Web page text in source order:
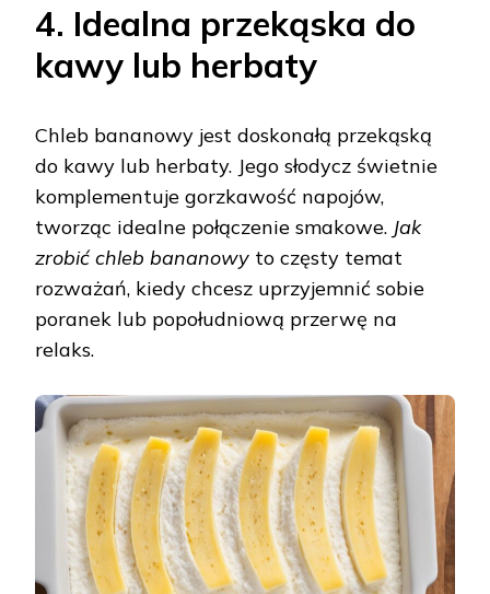
4. Idealna przekąska do
kawy lub herbaty
Chleb bananowy jest doskonałą przekąską
do kawy lub herbaty. Jego słodycz świetnie
komplementuje gorzkawość napojów,
tworząc idealne połączenie smakowe. Jak
zrobić chleb bananowy to częsty temat
rozważań, kiedy chcesz uprzyjemnić sobie
poranek lub popołudniową przerwę na
relaks.